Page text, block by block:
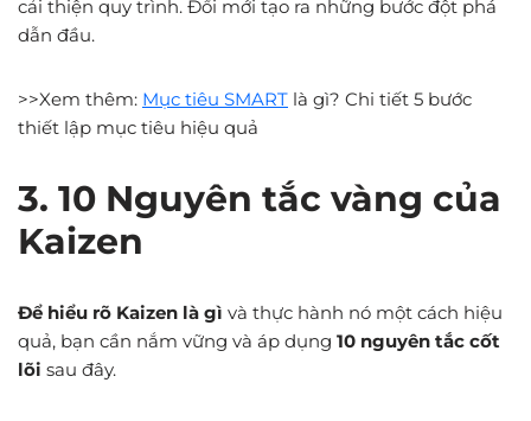
cải thiện quy trình. Đổi mới tạo ra những bước đột phá
dẫn đầu.
>>Xem thêm: Mục tiêu SMART là gì? Chi tiết 5 bước
thiết lập mục tiêu hiệu quả
3. 10 Nguyên tắc vàng của
Kaizen
Để hiểu rõ Kaizen là gì và thực hành nó một cách hiệu
quả, bạn cần nắm vững và áp dụng 10 nguyên tắc cốt
lõi sau đây.